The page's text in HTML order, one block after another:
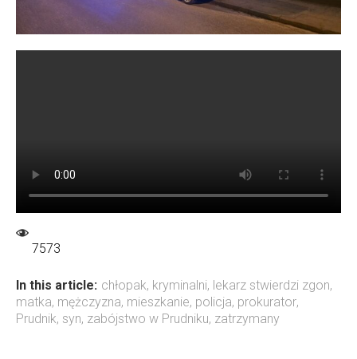
7573
In this article: chłopak, kryminalni, lekarz stwierdzi zgon,
matka, mężczyzna, mieszkanie, policja, prokurator,
Prudnik, syn, zabójstwo w Prudniku, zatrzymany